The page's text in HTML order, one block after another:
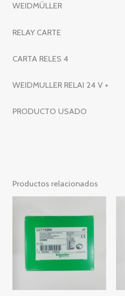
cantidad
WEIDMÜLLER
RELAY CARTE
CARTA RELES 4
WEIDMULLER RELAI 24 V +
PRODUCTO USADO
Productos relacionados